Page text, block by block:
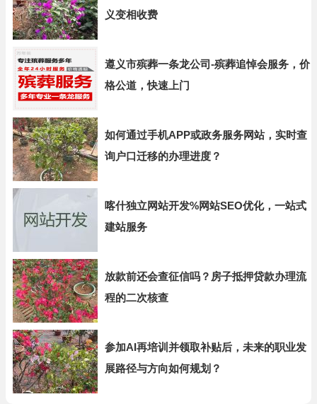
义变相收费
遵义市殡葬一条龙公司-殡葬追悼会服务，价
格公道，快速上门
如何通过手机APP或政务服务网站，实时查
询户口迁移的办理进度？
喀什独立网站开发%网站SEO优化，一站式
建站服务
放款前还会查征信吗？房子抵押贷款办理流
程的二次核查
参加AI再培训并领取补贴后，未来的职业发
展路径与方向如何规划？